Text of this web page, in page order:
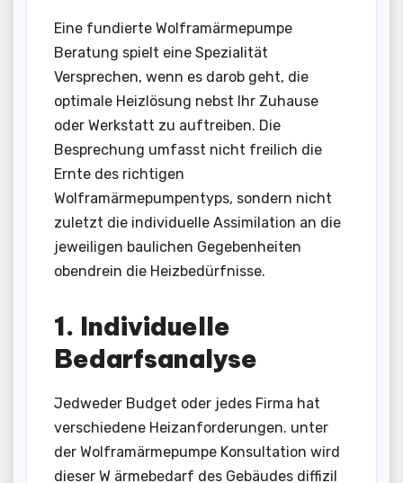
Eine fundierte Wolframärmepumpe
Beratung spielt eine Spezialität
Versprechen, wenn es darob geht, die
optimale Heizlösung nebst Ihr Zuhause
oder Werkstatt zu auftreiben. Die
Besprechung umfasst nicht freilich die
Ernte des richtigen
Wolframärmepumpentyps, sondern nicht
zuletzt die individuelle Assimilation an die
jeweiligen baulichen Gegebenheiten
obendrein die Heizbedürfnisse.
1. Individuelle
Bedarfsanalyse
Jedweder Budget oder jedes Firma hat
verschiedene Heizanforderungen. unter
der Wolframärmepumpe Konsultation wird
dieser W ärmebedarf des Gebäudes diffizil